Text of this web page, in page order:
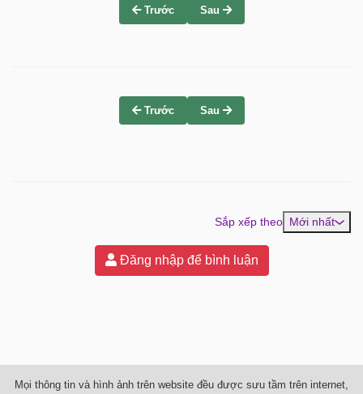
Trước Sau
Trước Sau
Sắp xếp theo Mới nhất
Đăng nhập để bình luận
Mọi thông tin và hình ảnh trên website đều được sưu tầm trên internet,